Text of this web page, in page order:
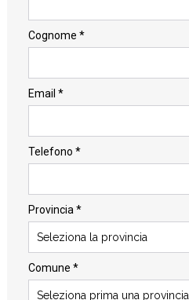
Cognome *
Email *
Telefono *
Provincia *
Seleziona la provincia
Comune *
Seleziona prima una provincia